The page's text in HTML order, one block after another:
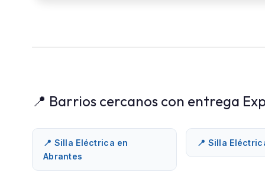
📍 Barrios cercanos con entrega
📍 Silla Eléctrica en
Abrantes
📍 Silla